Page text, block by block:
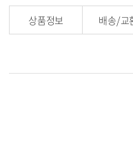
상품정보 배송/교